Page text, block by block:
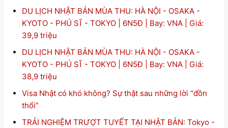
DU LỊCH NHẬT BẢN MÙA THU: HÀ NỘI - OSAKA -
KYOTO - PHÚ SĨ - TOKYO | 6N5Đ | Bay: VNA | Giá:
39,9 triệu
DU LỊCH NHẬT BẢN MÙA THU: HÀ NỘI - OSAKA -
KYOTO - PHÚ SĨ - TOKYO | 6N5Đ | Bay: VNA | Giá:
38,9 triệu
Visa Nhật có khó không? Sự thật sau những lời “đồn
thổi”
TRẢI NGHIỆM TRƯỢT TUYẾT TẠI NHẬT BẢN: Tokyo -